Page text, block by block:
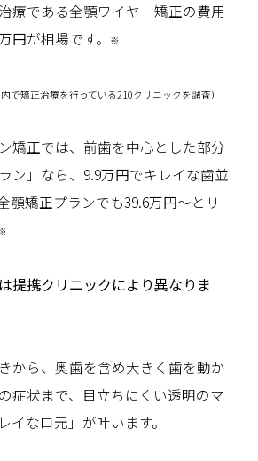
療である全顎ワイヤー矯正の費用
円が相場です。
※
で矯正治療を行っている210クリニックを調査）
矯正では、前歯を中心とした部分
ン」なら、9.9万円でキレイな歯並
顎矯正プランでも39.6万円〜とリ
提携クリニックにより異なりま
から、奥歯を含め大きく歯を動か
症状まで、目立ちにくい透明のマ
イな口元」が叶います。